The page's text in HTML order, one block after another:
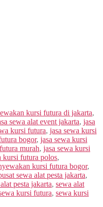
kursi futura di jakarta,
sewa alat event jakarta, jasa
kursi futura, jasa sewa kursi
bogor, jasa sewa kursi
murah, jasa sewa kursi
kursi futura polos,
kursi futura bogor,
sewa alat pesta jakarta,
pesta jakarta, sewa alat
kursi futura, sewa kursi